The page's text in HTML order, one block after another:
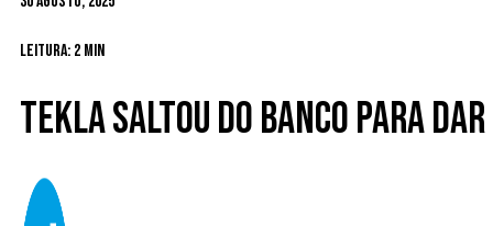
Leitura: 2 min
Tekla saltou do banco para dar